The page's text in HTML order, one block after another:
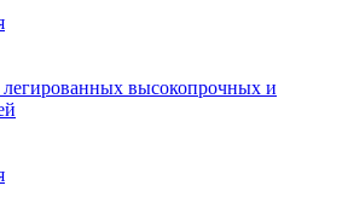
высокопрочных и